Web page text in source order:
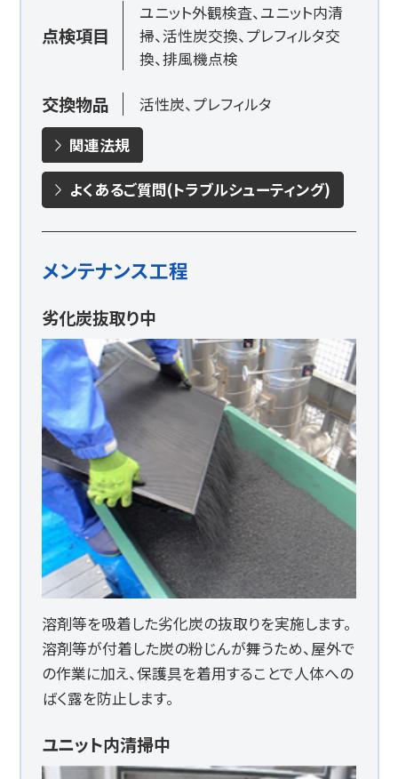
点検項目
ユニット外観検査、ユニット内清
掃、活性炭交換、プレフィルタ交
換、排風機点検
交換物品
活性炭、プレフィルタ
関連法規
よくあるご質問(トラブルシューティング)
メンテナンス工程
劣化炭抜取り中
溶剤等を吸着した劣化炭の抜取りを実施します。
溶剤等が付着した炭の粉じんが舞うため、屋外で
の作業に加え、保護具を着用することで人体への
ばく露を防止します。
ユニット内清掃中